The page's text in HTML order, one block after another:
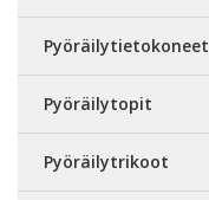
Pyöräilytietokoneet
Pyöräilytopit
Pyöräilytrikoot